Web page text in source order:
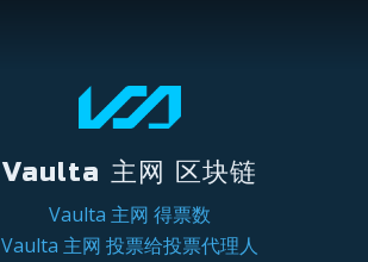
Vaulta 主网 区块链
Vaulta 主网 得票数
Vaulta 主网 投票给投票代理人